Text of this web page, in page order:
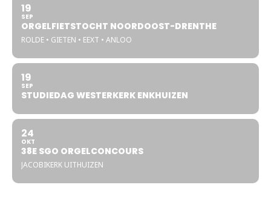
19
SEP
ORGELFIETSTOCHT NOORDOOST-DRENTHE
ROLDE • GIETEN • EEXT • ANLOO
19
SEP
STUDIEDAG WESTERKERK ENKHUIZEN
24
OKT
38E SGO ORGELCONCOURS
JACOBIKERK UITHUIZEN